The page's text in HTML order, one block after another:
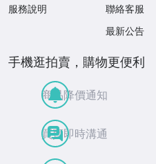
服務說明
聯絡客服
最新公告
手機逛拍賣，購物更便利
商品降價通知
買賣即時溝通